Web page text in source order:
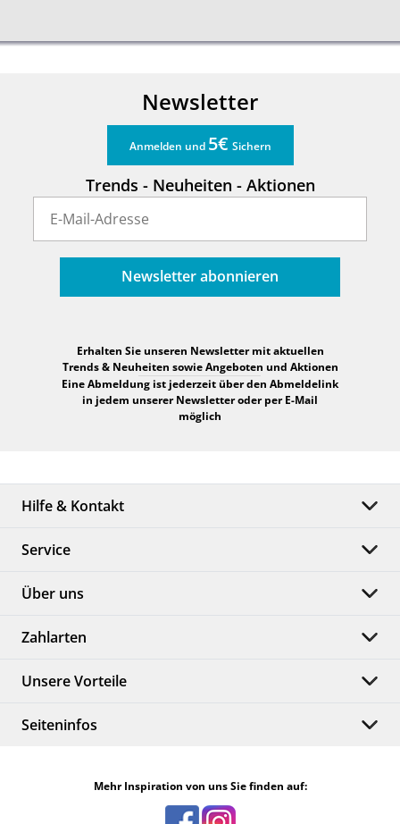
Newsletter
Anmelden und 5€ Sichern
Trends - Neuheiten - Aktionen
Newsletter abonnieren
Erhalten Sie unseren Newsletter mit aktuellen
Trends & Neuheiten sowie Angeboten und Aktionen
Eine Abmeldung ist jederzeit über den Abmeldelink
in jedem unserer Newsletter oder per E-Mail
möglich
Hilfe & Kontakt
Service
Über uns
Zahlarten
Unsere Vorteile
Seiteninfos
Mehr Inspiration von uns Sie finden auf: